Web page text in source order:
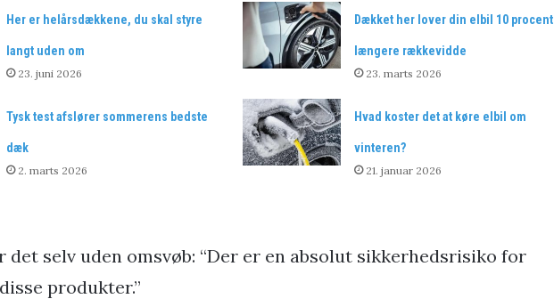
Her er helårsdækkene, du skal styre
langt uden om
23. juni 2026
Dækket her lover din elbil 10 procent
længere rækkevidde
23. marts 2026
Tysk test afslører sommerens bedste
dæk
2. marts 2026
Hvad koster det at køre elbil om
vinteren?
21. januar 2026
det selv uden omsvøb: “Der er en absolut sikkerhedsrisiko for
produkter.”